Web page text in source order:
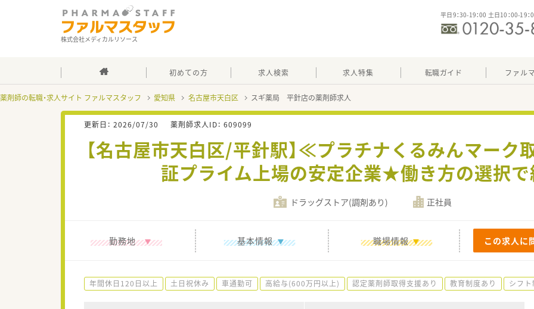
株式会社メディカルリソース
平日9：30-19：00 土日10：00-19：
初めての方 求人検索 求人特集 転職ガイド ファル
薬剤師の転職・求人サイト ファルマスタッフ 愛知県 名古屋市天白区 スギ薬局 平針店の薬剤師求人
更新日： 2026/07/30 薬剤師求人ID： 609099
【名古屋市天白区/平針駅】≪プラチナくるみんマーク
証プライム上場の安定企業★働き方の選択
ドラッグストア(調剤あり) 正社員
勤務地 基本情報 職場情報 この求人に
年間休日120日以上 土日祝休み 車通勤可 高給与(600万円以上) 認定薬剤師取得支援あり 教育制度あり シフト